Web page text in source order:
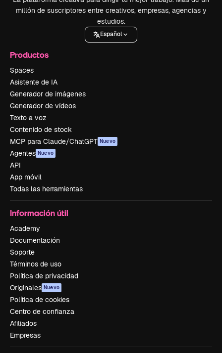
millón de suscriptores entre creativos, empresas, agencias y
estudios.
Español
Productos
Spaces
Asistente de IA
Generador de imágenes
Generador de vídeos
Texto a voz
Contenido de stock
MCP para Claude/ChatGPT Nuevo
Agentes Nuevo
API
App móvil
Todas las herramientas
Información útil
Academy
Documentación
Soporte
Términos de uso
Política de privacidad
Originales Nuevo
Política de cookies
Centro de confianza
Afiliados
Empresas